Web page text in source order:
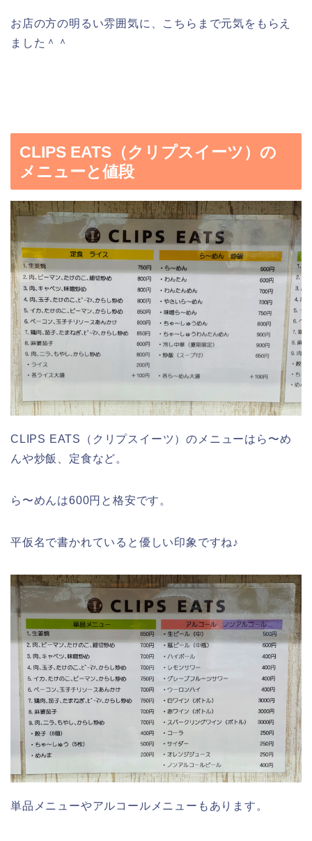
お店の方の明るい雰囲気に、こちらまで元気をもらえ
ました＾＾
CLIPS EATS（クリプスイーツ）の
メニューと値段
CLIPS EATS（クリプスイーツ）のメニューはら〜め
んや炒飯、定食など。
ら〜めんは600円と格安です。
平仮名で書かれていると優しい印象ですね♪
単品メニューやアルコールメニューもあります。